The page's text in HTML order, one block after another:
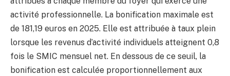
activité professionnelle. La bonification maximale est
de 181,19 euros en 2025. Elle est attribuée à taux plein
lorsque les revenus d’activité individuels atteignent 0,8
fois le SMIC mensuel net. En dessous de ce seuil, la
bonification est calculée proportionnellement aux